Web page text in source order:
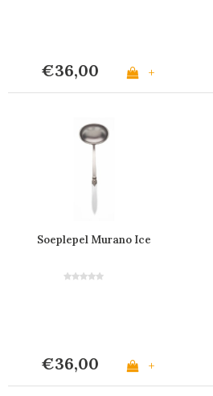
€36,00 +
Soeplepel Murano Ice
€36,00 +